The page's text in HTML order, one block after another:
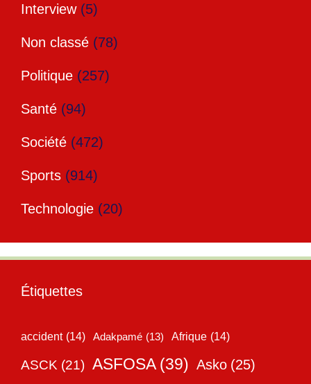
Interview(5)
Non classé (78)
Politique (257)
Santé (94)
Société (472)
Sports (914)
Technologie (20)
Étiquettes
accident (14) Adakpamé (13) Afrique (14)
ASCK (21) ASFOSA (39) Asko (25)